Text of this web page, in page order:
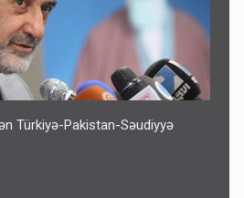
Türkiyə-Pakistan-Səudiyyə